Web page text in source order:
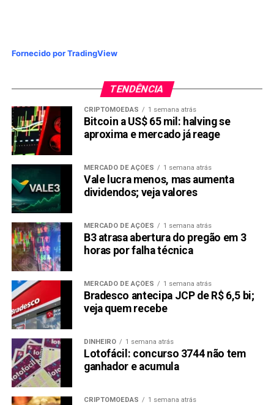
Fornecido por TradingView
TENDÊNCIA
CRIPTOMOEDAS 1 semana atrás
Bitcoin a US$ 65 mil: halving se
aproxima e mercado já reage
MERCADO DE AÇÕES 1 semana atrás
Vale lucra menos, mas aumenta
dividendos; veja valores
MERCADO DE AÇÕES 1 semana atrás
B3 atrasa abertura do pregão em 3
horas por falha técnica
MERCADO DE AÇÕES 1 semana atrás
Bradesco antecipa JCP de R$ 6,5 bi;
veja quem recebe
DINHEIRO 1 semana atrás
Lotofácil: concurso 3744 não tem
ganhador e acumula
CRIPTOMOEDAS 1 semana atrás